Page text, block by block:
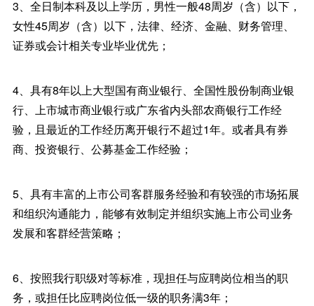
3、全日制本科及以上学历，男性一般48周岁（含）以下，
女性45周岁（含）以下，法律、经济、金融、财务管理、
证券或会计相关专业毕业优先；
4、具有8年以上大型国有商业银行、全国性股份制商业银
行、上市城市商业银行或广东省内头部农商银行工作经
验，且最近的工作经历离开银行不超过1年。或者具有券
商、投资银行、公募基金工作经验；
5、具有丰富的上市公司客群服务经验和有较强的市场拓展
和组织沟通能力，能够有效制定并组织实施上市公司业务
发展和客群经营策略；
6、按照我行职级对等标准，现担任与应聘岗位相当的职
务，或担任比应聘岗位低一级的职务满3年；